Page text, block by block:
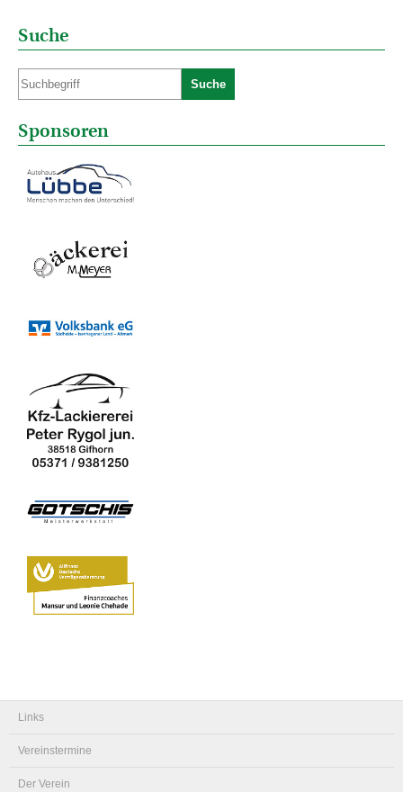
Suche
Suche
Sponsoren
Links
Vereinstermine
Der Verein